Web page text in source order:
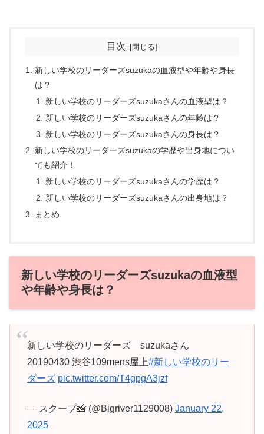
目次
新しい学校のリーダーズsuzukaの血液型や年齢や身長
は？
新しい学校のリーダーズsuzukaさんの血液型は？
新しい学校のリーダーズsuzukaさんの年齢は？
新しい学校のリーダーズsuzukaさんの身長は？
新しい学校のリーダーズsuzukaの学歴や出身地につい
ても紹介！
新しい学校のリーダーズsuzukaさんの学歴は？
新しい学校のリーダーズsuzukaさんの出身地は？
まとめ
新しい学校のリーダーズsuzukaの血液型
や年齢や身長は？
新しい学校のリーダーズ suzukaさん
20190430 渋谷109mens屋上#新しい学校のリー
ダーズ pic.twitter.com/T4gpgA3jzf
— スクープ📸 (@Bigriver1129008) January 22,
2025